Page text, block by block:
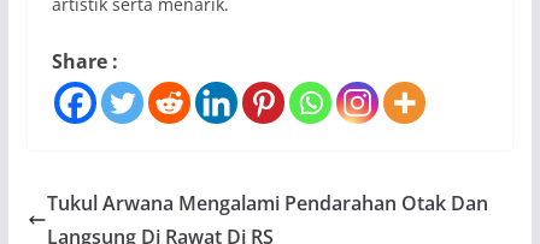
Share :
Tukul Arwana Mengalami Pendarahan Otak Dan
Langsung Di Rawat Di RS